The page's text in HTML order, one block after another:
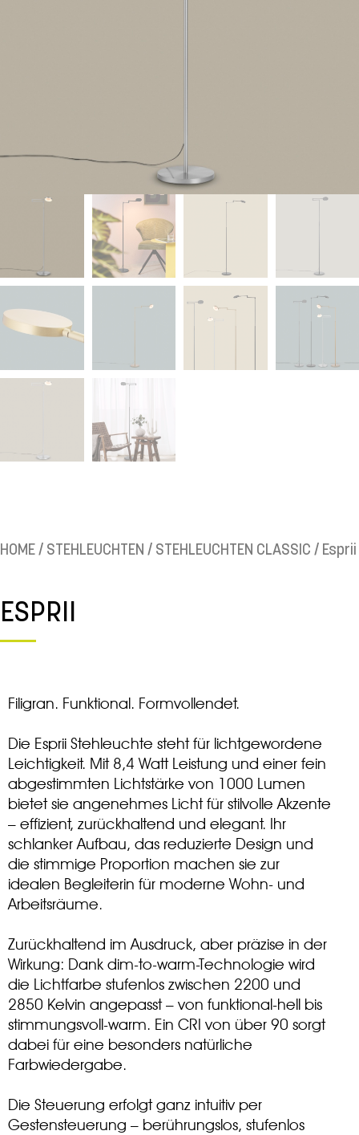
HOME / STEHLEUCHTEN / STEHLEUCHTEN CLASSIC / Esprii
ESPRII
Filigran. Funktional. Formvollendet.
Die Esprii Stehleuchte steht für lichtgewordene
Leichtigkeit. Mit 8,4 Watt Leistung und einer fein
abgestimmten Lichtstärke von 1000 Lumen
bietet sie angenehmes Licht für stilvolle Akzente
– effizient, zurückhaltend und elegant. Ihr
schlanker Aufbau, das reduzierte Design und
die stimmige Proportion machen sie zur
idealen Begleiterin für moderne Wohn- und
Arbeitsräume.
Zurückhaltend im Ausdruck, aber präzise in der
Wirkung: Dank dim-to-warm-Technologie wird
die Lichtfarbe stufenlos zwischen 2200 und
2850 Kelvin angepasst – von funktional-hell bis
stimmungsvoll-warm. Ein CRI von über 90 sorgt
dabei für eine besonders natürliche
Farbwiedergabe.
Die Steuerung erfolgt ganz intuitiv per
Gestensteuerung – berührungslos, stufenlos